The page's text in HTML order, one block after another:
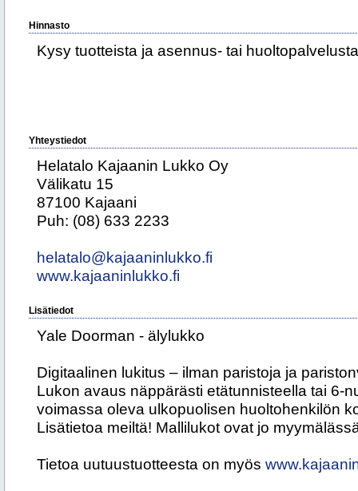
Hinnasto
Kysy tuotteista ja asennus- tai
Yhteystiedot
Helatalo Kajaanin Lukko Oy
Välikatu 15
87100 Kajaani
Puh: (08) 633 2233
helatalo@kajaaninlukko.fi
www.kajaaninlukko.fi
Lisätiedot
Yale Doorman - älylukko
Digitaalinen lukitus – ilman paristoja ja
Lukon avaus näppärästi etätunnisteella tai 6-
voimassa oleva ulkopuolisen huoltohenkilön
Lisätietoa meiltä! Mallilukot ovat jo
Tietoa uutuustuotteesta on myös